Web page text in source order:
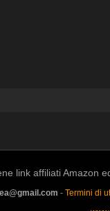
link affiliati Amazon
- Termini di